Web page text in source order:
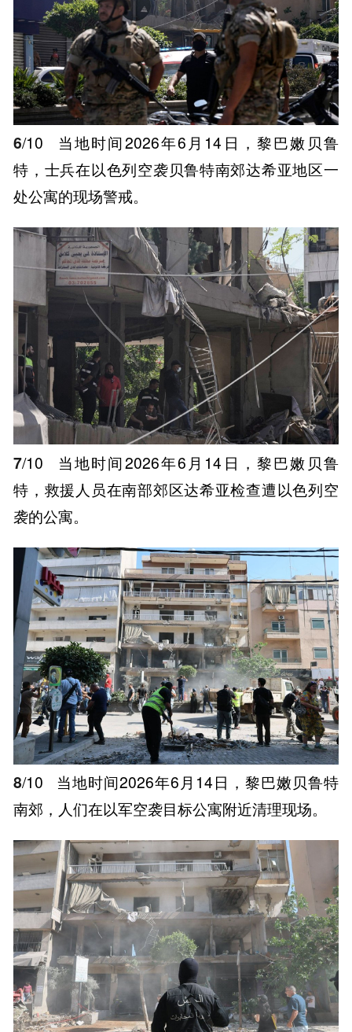
6/10
当地时间2026年6月14日，黎巴嫩贝鲁
特，士兵在以色列空袭贝鲁特南郊达希亚地区一
处公寓的现场警戒。
7/10
当地时间2026年6月14日，黎巴嫩贝鲁
特，救援人员在南部郊区达希亚检查遭以色列空
袭的公寓。
8/10
当地时间2026年6月14日，黎巴嫩贝鲁特
南郊，人们在以军空袭目标公寓附近清理现场。